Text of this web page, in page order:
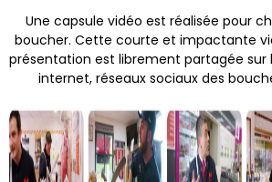
Une capsule vidéo est réalisée pour
boucher. Cette courte et impactante
présentation est librement partagée sur
internet, réseaux sociaux des